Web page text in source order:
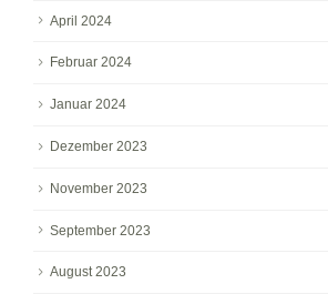
April 2024
Februar 2024
Januar 2024
Dezember 2023
November 2023
September 2023
August 2023